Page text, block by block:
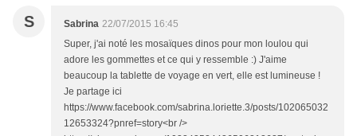
S Sabrina 22/07/2015 16:45
Super, j'ai noté les mosaïques dinos pour mon loulou qui
adore les gommettes et ce qui y ressemble :) J'aime
beaucoup la tablette de voyage en vert, elle est lumineuse !
Je partage ici
https://www.facebook.com/sabrina.loriette.3/posts/102065032
12653324?pnref=story<br />